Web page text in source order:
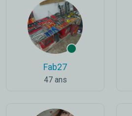
Fab27
47 ans